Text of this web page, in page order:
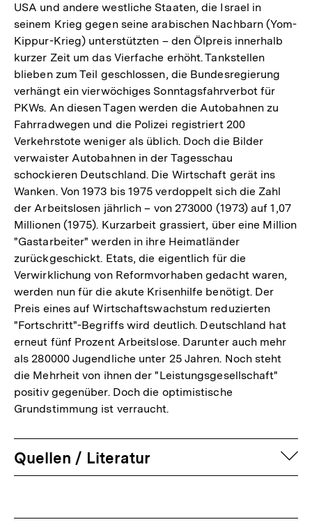
USA und andere westliche Staaten, die Israel in
seinem Krieg gegen seine arabischen Nachbarn (Yom-
Kippur-Krieg) unterstützten – den Ölpreis innerhalb
kurzer Zeit um das Vierfache erhöht. Tankstellen
blieben zum Teil geschlossen, die Bundesregierung
verhängt ein vierwöchiges Sonntagsfahrverbot für
PKWs. An diesen Tagen werden die Autobahnen zu
Fahrradwegen und die Polizei registriert 200
Verkehrstote weniger als üblich. Doch die Bilder
verwaister Autobahnen in der Tagesschau
schockieren Deutschland. Die Wirtschaft gerät ins
Wanken. Von 1973 bis 1975 verdoppelt sich die Zahl
der Arbeitslosen jährlich – von 273000 (1973) auf 1,07
Millionen (1975). Kurzarbeit grassiert, über eine Million
"Gastarbeiter" werden in ihre Heimatländer
zurückgeschickt. Etats, die eigentlich für die
Verwirklichung von Reformvorhaben gedacht waren,
werden nun für die akute Krisenhilfe benötigt. Der
Preis eines auf Wirtschaftswachstum reduzierten
"Fortschritt"-Begriffs wird deutlich. Deutschland hat
erneut fünf Prozent Arbeitslose. Darunter auch mehr
als 280000 Jugendliche unter 25 Jahren. Noch steht
die Mehrheit von ihnen der "Leistungsgesellschaft"
positiv gegenüber. Doch die optimistische
Grundstimmung ist verraucht.
Quellen / Literatur